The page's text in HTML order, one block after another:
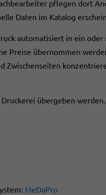
pflegen dort
Daten im Katalog
automatisiert in ein
Preise übernommen
Zwischenseiten
übergeben werden.
MeDaPro